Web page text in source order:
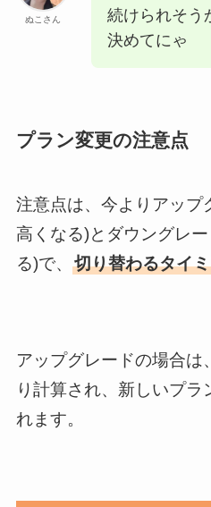
ぬこさん
続けられそう
決めてにゃ
プラン変更の注意点
注意点は、今よりアップ
高くなる)とダウングレ
る)で、 切り替わるタイ
アップグレードの場合は
り計算され、新しいプ
れます。